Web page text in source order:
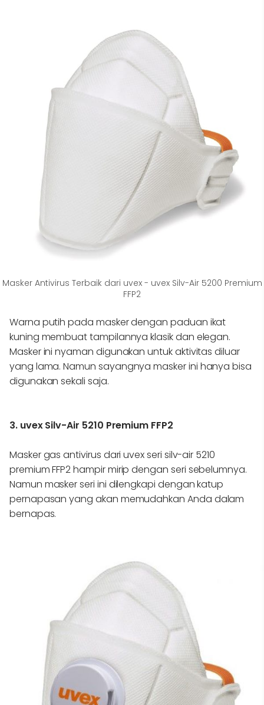
Masker Antivirus Terbaik dari uvex - uvex Silv-Air 5200 Premium
FFP2
Warna putih pada masker dengan paduan ikat
kuning membuat tampilannya klasik dan elegan.
Masker ini nyaman digunakan untuk aktivitas diluar
yang lama. Namun sayangnya masker ini hanya bisa
digunakan sekali saja.
3. uvex Silv-Air 5210 Premium FFP2
Masker gas antivirus dari uvex seri silv-air 5210
premium FFP2 hampir mirip dengan seri sebelumnya.
Namun masker seri ini dilengkapi dengan katup
pernapasan yang akan memudahkan Anda dalam
bernapas.